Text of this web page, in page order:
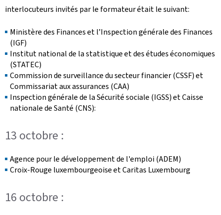
interlocuteurs invités par le formateur était le suivant:
Ministère des Finances et l’Inspection générale des Finances
(IGF)
Institut national de la statistique et des études économiques
(STATEC)
Commission de surveillance du secteur financier (CSSF) et
Commissariat aux assurances (CAA)
Inspection générale de la Sécurité sociale (IGSS) et Caisse
nationale de Santé (CNS):
13 octobre :
Agence pour le développement de l'emploi (ADEM)
Croix-Rouge luxembourgeoise et Caritas Luxembourg
16 octobre :